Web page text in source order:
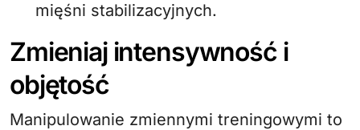
mięśni stabilizacyjnych.
Zmieniaj intensywność i
objętość
Manipulowanie zmiennymi treningowymi to